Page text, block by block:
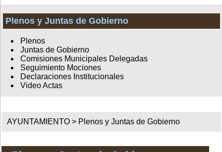
Plenos y Juntas de Gobierno
Plenos
Juntas de Gobierno
Comisiones Municipales Delegadas
Seguimiento Mociones
Declaraciones Institucionales
Video Actas
AYUNTAMIENTO > Plenos y Juntas de Gobierno